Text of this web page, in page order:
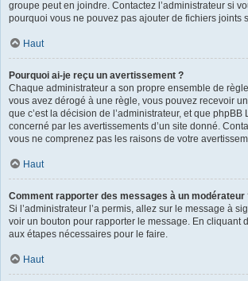
groupe peut en joindre. Contactez l’administrateur si
pourquoi vous ne pouvez pas ajouter de fichiers joints
Haut
Pourquoi ai-je reçu un avertissement ?
Chaque administrateur a son propre ensemble de
vous avez dérogé à une règle, vous pouvez recevoir
que c’est la décision de l’administrateur, et que phpBB
concerné par les avertissements d’un site donné.
vous ne comprenez pas les raisons de votre
Haut
Comment rapporter des messages à un modérateur
Si l’administrateur l’a permis, allez sur le message à
voir un bouton pour rapporter le message. En cliquant
aux étapes nécessaires pour le faire.
Haut